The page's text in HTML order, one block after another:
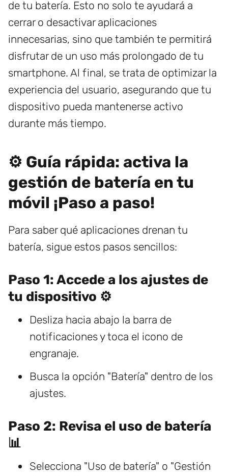
de tu batería. Esto no solo te ayudará a
cerrar o desactivar aplicaciones
innecesarias, sino que también te permitirá
disfrutar de un uso más prolongado de tu
smartphone. Al final, se trata de optimizar la
experiencia del usuario, asegurando que tu
dispositivo pueda mantenerse activo
durante más tiempo.
⚙️ Guía rápida: activa la
gestión de batería en tu
móvil ¡Paso a paso!
Para saber qué aplicaciones drenan tu
batería, sigue estos pasos sencillos:
Paso 1: Accede a los ajustes de
tu dispositivo ⚙️
Desliza hacia abajo la barra de
notificaciones y toca el icono de
engranaje.
Busca la opción "Batería" dentro de los
ajustes.
Paso 2: Revisa el uso de batería
📊
Selecciona "Uso de batería" o "Gestión